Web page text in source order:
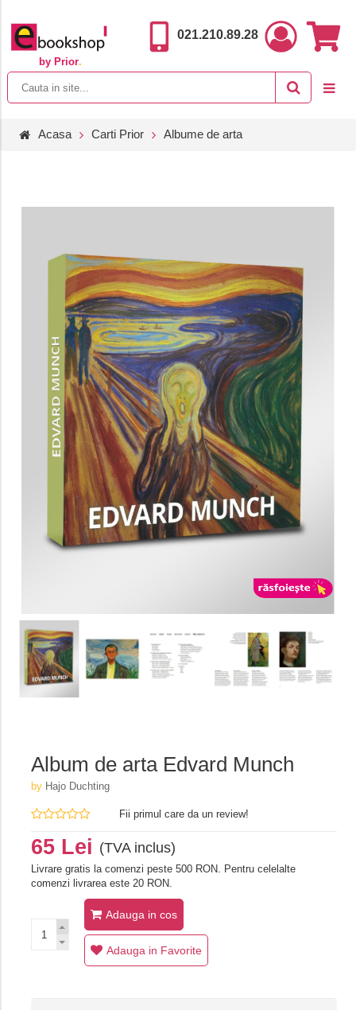
by Prior.
021.210.89.28
Acasa Carti Prior Albume de arta
Album de arta Edvard Munch
by Hajo Duchting
Fii primul care da un review!
65 Lei (TVA inclus)
Livrare gratis la comenzi peste 500 RON. Pentru celelalte
comenzi livrarea este 20 RON.
Adauga in cos
Adauga in Favorite